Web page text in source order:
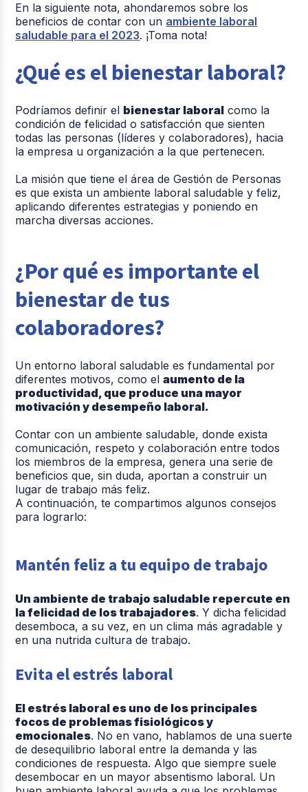
En la siguiente nota, ahondaremos sobre los
beneficios de contar con un ambiente laboral
saludable para el 2023. ¡Toma nota!
¿Qué es el bienestar laboral?
Podríamos definir el bienestar laboral como la
condición de felicidad o satisfacción que sienten
todas las personas (líderes y colaboradores), hacia
la empresa u organización a la que pertenecen.
La misión que tiene el área de Gestión de Personas
es que exista un ambiente laboral saludable y feliz,
aplicando diferentes estrategias y poniendo en
marcha diversas acciones.
¿Por qué es importante el
bienestar de tus
colaboradores?
Un entorno laboral saludable es fundamental por
diferentes motivos, como elaumento de la
productividad, que produce una mayor
motivación y desempeño laboral.
Contar con un ambiente saludable, donde exista
comunicación, respeto y colaboración entre todos
los miembros de la empresa, genera una serie de
beneficios que, sin duda, aportan a construir un
lugar de trabajo más feliz.
A continuación, te compartimos algunos consejos
para lograrlo:
Mantén feliz a tu equipo de trabajo
Un ambiente de trabajo saludable repercute en
la felicidad de los trabajadores. Y dicha felicidad
desemboca, a su vez, en un clima más agradable y
en una nutrida cultura de trabajo.
Evita el estrés laboral
El estrés laboral es uno de los principales
focos de problemas fisiológicos y
emocionales. No en vano, hablamos de una suerte
de desequilibrio laboral entre la demanda y las
condiciones de respuesta. Algo que siempre suele
desembocar en un mayor absentismo laboral. Un